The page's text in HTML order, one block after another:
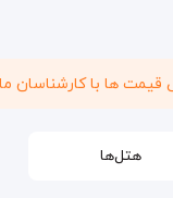
ها با کارشناسان
هتل‌ها